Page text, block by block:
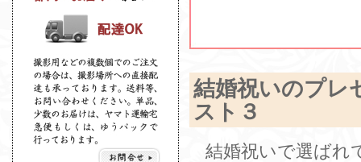
結婚祝いのプレ
スト３
結婚祝いで選ばれ